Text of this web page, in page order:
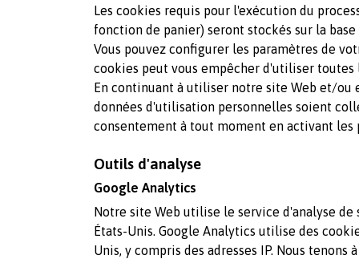
Les cookies requis pour l'exécution du
fonction de panier) seront stockés sur la base
Vous pouvez configurer les paramètres de
cookies peut vous empêcher d'utiliser
En continuant à utiliser notre site Web et/ou
données d'utilisation personnelles soient
consentement à tout moment en activant
Outils d'analyse
Google Analytics
Notre site Web utilise le service d'analyse de
États-Unis. Google Analytics utilise des
Unis, y compris des adresses IP. Nous